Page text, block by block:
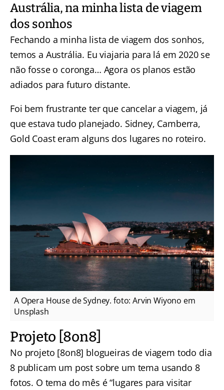
Austrália, na minha lista de viagem
dos sonhos
Fechando a minha lista de viagem dos sonhos,
temos a Austrália. Eu viajaria para lá em 2020 se
não fosse o coronga… Agora os planos estão
adiados para futuro distante.
Foi bem frustrante ter que cancelar a viagem, já
que estava tudo planejado. Sidney, Camberra,
Gold Coast eram alguns dos lugares no roteiro.
A Opera House de Sydney. foto: Arvin Wiyono em
Unsplash
Projeto [8on8]
No projeto [8on8] blogueiras de viagem todo dia
8 publicam um post sobre um tema usando 8
fotos. O tema do mês é “lugares para visitar